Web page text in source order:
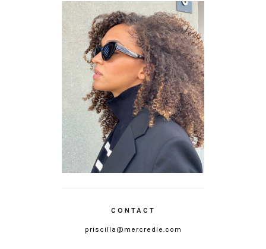
CONTACT
priscilla@mercredie.com